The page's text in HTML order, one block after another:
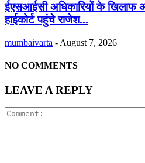
ईएसआईसी अधिकारियों के खिलाफ
हाईकोर्ट पहुंचे राजेश...
mumbaivarta - August 7, 2026
NO COMMENTS
LEAVE A REPLY